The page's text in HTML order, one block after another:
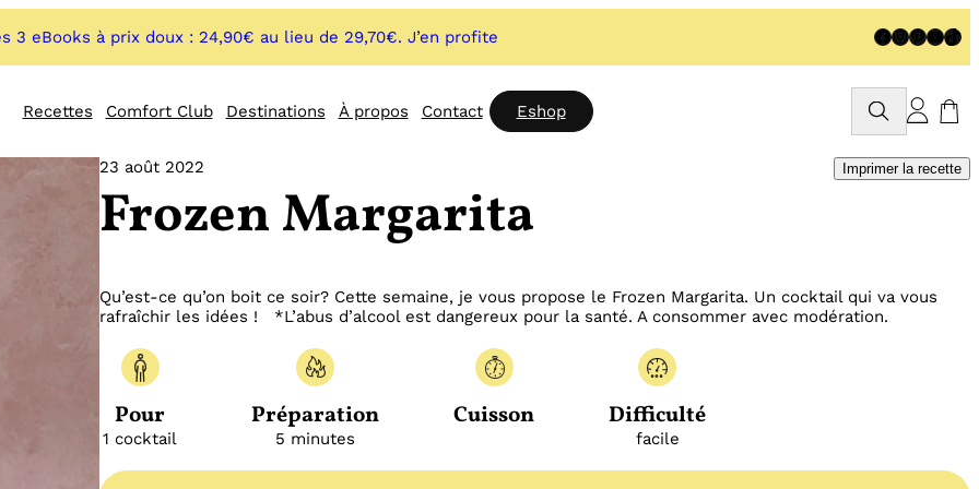
3 eBooks à prix doux : 24,90€ au lieu de 29,70€. J’en profite Facebook
Instagram
Recettes Comfort Club Destinations À propos Contact Eshop
Rechercher
23 août 2022 Imprimer la recette
Frozen Margarita
Qu’est-ce qu’on boit ce soir? Cette semaine, je vous propose le Frozen Margarita. Un cocktail qui va vous
rafraîchir les idées ! *L’abus d’alcool est dangereux pour la santé. A consommer avec modération.
Pour
1 cocktail
Préparation
5 minutes
Cuisson Difficulté
facile